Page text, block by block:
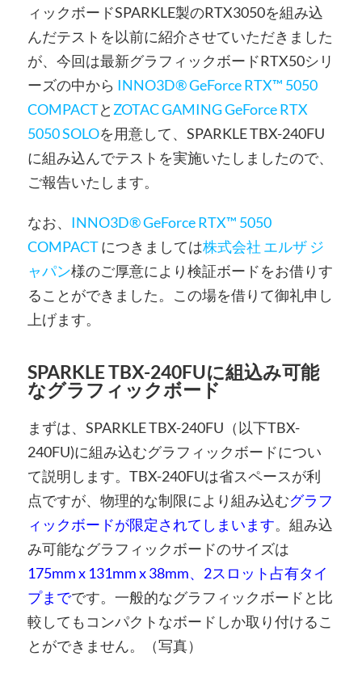
ィックボードSPARKLE製のRTX3050を組み込
んだテストを以前に紹介させていただきました
が、今回は最新グラフィックボードRTX50シリ
ーズの中から INNO3D® GeForce RTX™ 5050
COMPACTと ZOTAC GAMING GeForce RTX
5050 SOLOを用意して、SPARKLE TBX-240FU
に組み込んでテストを実施いたしましたので、
ご報告いたします。
なお、 INNO3D® GeForce RTX™ 5050
COMPACTにつきましては株式会社 エルザ ジ
ャパン様のご厚意により検証ボードをお借りす
ることができました。この場を借りて御礼申し
上げます。
SPARKLE TBX-240FUに組込み可能
なグラフィックボード
まずは、SPARKLE TBX-240FU（以下TBX-
240FU)に組み込むグラフィックボードについ
て説明します。TBX-240FUは省スペースが利
点ですが、物理的な制限により組み込むグラフ
ィックボードが限定されてしまいます。組み込
み可能なグラフィックボードのサイズは
175mm x 131mm x 38mm、2スロット占有タイ
プまでです。一般的なグラフィックボードと比
較してもコンパクトなボードしか取り付けるこ
とができません。（写真）